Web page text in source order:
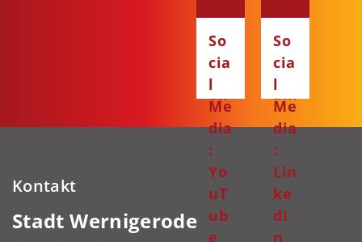
ce
bo
ok
ta
gr
am
So
cia
l
Me
dia
:
Yo
uT
ub
e
So
cia
l
Me
dia
:
Lin
ke
dI
n
Kontakt
Stadt Wernigerode